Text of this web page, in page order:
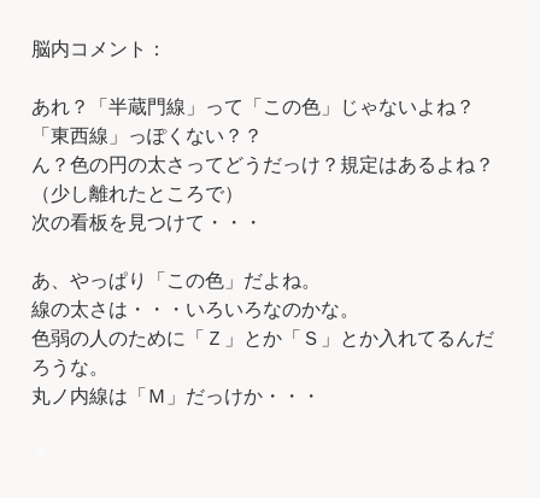
脳内コメント：
あれ？「半蔵門線」って「この色」じゃないよね？
「東西線」っぽくない？？
ん？色の円の太さってどうだっけ？規定はあるよね？
（少し離れたところで）
次の看板を見つけて・・・
あ、やっぱり「この色」だよね。
線の太さは・・・いろいろなのかな。
色弱の人のために「Ｚ」とか「Ｓ」とか入れてるんだ
ろうな。
丸ノ内線は「Ｍ」だっけか・・・